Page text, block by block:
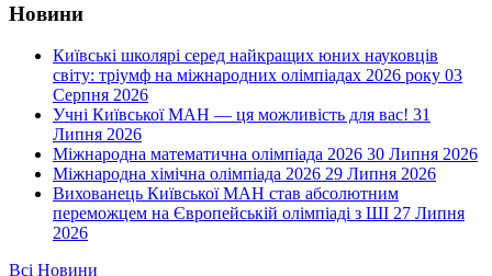
Новини
Київські школярі серед найкращих юних науковців
світу: тріумф на міжнародних олімпіадах 2026 року 03
Серпня 2026
Учні Київської МАН — ця можливість для вас! 31
Липня 2026
Міжнародна математична олімпіада 2026 30 Липня 2026
Міжнародна хімічна олімпіада 2026 29 Липня 2026
Вихованець Київської МАН став абсолютним
переможцем на Європейській олімпіаді з ШІ 27 Липня
2026
Всі Новини